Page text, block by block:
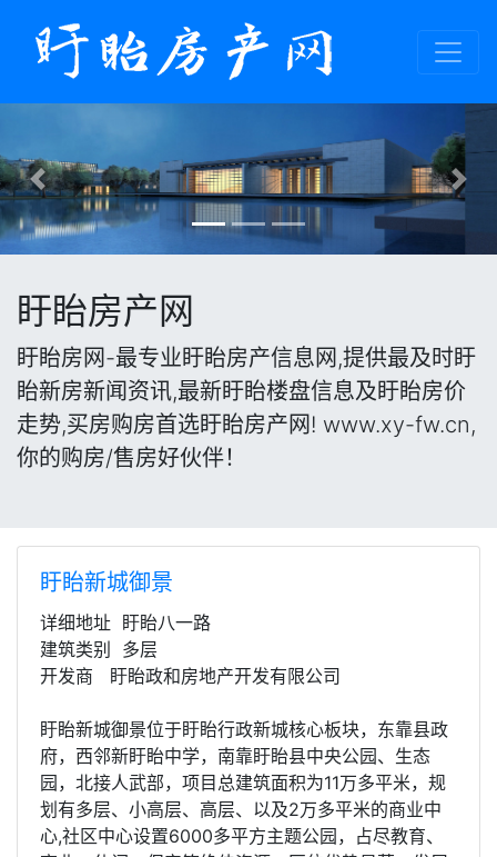
Previous
盱眙房产网
盱眙房网-最专业盱眙房产信息网,提供最及时盱
眙新房新闻资讯,最新盱眙楼盘信息及盱眙房价
走势,买房购房首选盱眙房产网! www.xy-fw.cn,
你的购房/售房好伙伴！
盱眙新城御景
详细地址 盱眙八一路
建筑类别 多层
开发商 盱眙政和房地产开发有限公司
盱眙新城御景位于盱眙行政新城核心板块，东靠县政
府，西邻新盱眙中学，南靠盱眙县中央公园、生态
园，北接人武部，项目总建筑面积为11万多平米，规
划有多层、小高层、高层、以及2万多平米的商业中
心,社区中心设置6000多平方主题公园，占尽教育、